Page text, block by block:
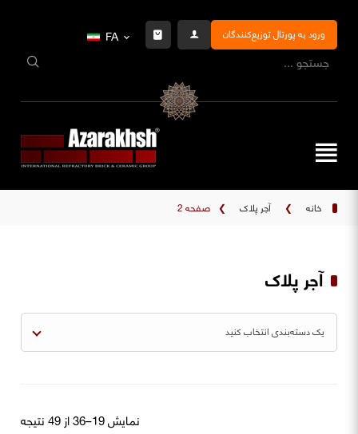
ورود به پورتال توزیع‌کنندگان FA
خانه ❯ آجر پلاک ❯ صفحه 2
آجر پلاک
یک دسته‌بندی انتخاب کنید
نمایش 19–36 از 49 نتیجه